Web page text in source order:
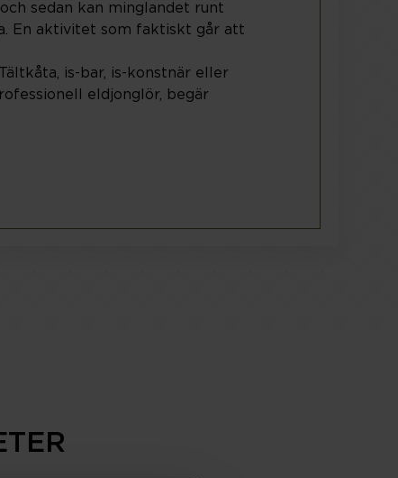
sedan kan minglandet runt
En aktivitet som faktiskt går att
is-bar, is-konstnär eller
eldjonglör, begär